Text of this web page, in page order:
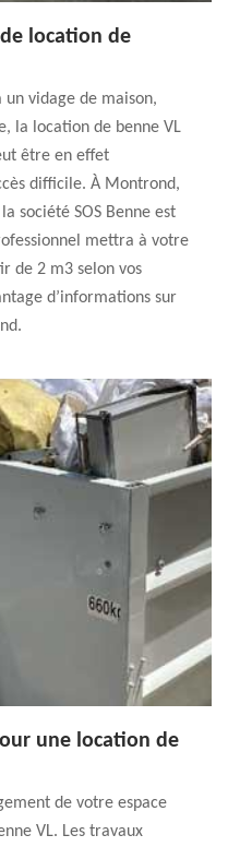
location de
un vidage de maison,
la location de benne VL
être en effet
difficile. À Montrond,
société SOS Benne est
mettra à votre
de 2 m3 selon vos
d’informations sur
une location de
de votre espace
VL. Les travaux